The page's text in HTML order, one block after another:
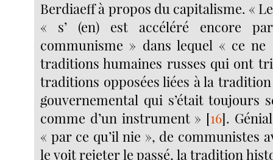
Berdiaeff à propos du capitalisme. «
« s’ (en) est accéléré encore
communisme » dans lequel « ce
traditions humaines russes qui ont
traditions opposées liées à la tradition
gouvernemental qui s’était toujours
comme d’un instrument » [16].
« par ce qu’il nie », de communistes
le voit rejeter le passé, la tradition